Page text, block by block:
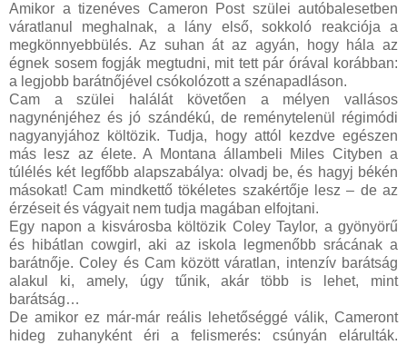
Amikor ​a tizenéves Cameron Post szülei autóbalesetben
váratlanul meghalnak, a lány első, sokkoló reakciója a
megkönnyebbülés. Az suhan át az agyán, hogy hála az
égnek sosem fogják megtudni, mit tett pár órával korábban:
a legjobb barátnőjével csókolózott a szénapadláson.
Cam a szülei halálát követően a mélyen vallásos
nagynénjéhez és jó szándékú, de reménytelenül régimódi
nagyanyjához költözik. Tudja, hogy attól kezdve egészen
más lesz az élete. A Montana állambeli Miles Cityben a
túlélés két legfőbb alapszabálya: olvadj be, és hagyj békén
másokat! Cam mindkettő tökéletes szakértője lesz – de az
érzéseit és vágyait nem tudja magában elfojtani.
Egy napon a kisvárosba költözik Coley Taylor, a gyönyörű
és hibátlan cowgirl, aki az iskola legmenőbb srácának a
barátnője. Coley és Cam között váratlan, intenzív barátság
alakul ki, amely, úgy tűnik, akár több is lehet, mint
barátság…
De amikor ez már-már reális lehetőséggé válik, Cameront
hideg zuhanyként éri a felismerés: csúnyán elárulták.